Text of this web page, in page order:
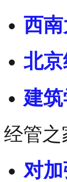
西
北
建
经管之
对